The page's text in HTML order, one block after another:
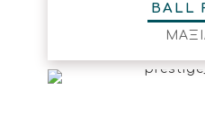
BALL